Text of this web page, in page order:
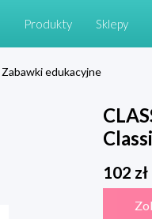
Produkty Sklepy
Zabawki edukacyjne
102 zł